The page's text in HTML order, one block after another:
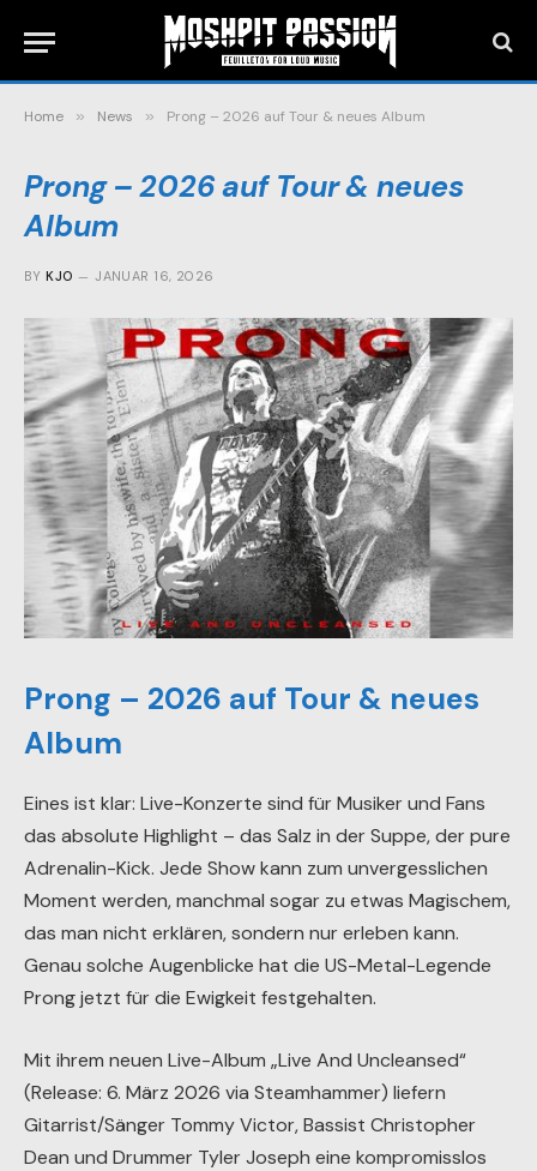
Home » News » Prong – 2026 auf Tour & neues Album
Prong – 2026 auf Tour & neues
Album
BY KJO JANUAR 16, 2026
Prong – 2026 auf Tour & neues
Album
Eines ist klar: Live-Konzerte sind für Musiker und Fans
das absolute Highlight – das Salz in der Suppe, der pure
Adrenalin-Kick. Jede Show kann zum unvergesslichen
Moment werden, manchmal sogar zu etwas Magischem,
das man nicht erklären, sondern nur erleben kann.
Genau solche Augenblicke hat die US-Metal-Legende
Prong jetzt für die Ewigkeit festgehalten.
Mit ihrem neuen Live-Album „Live And Uncleansed“
(Release: 6. März 2026 via Steamhammer) liefern
Gitarrist/Sänger Tommy Victor, Bassist Christopher
Dean und Drummer Tyler Joseph eine kompromisslos